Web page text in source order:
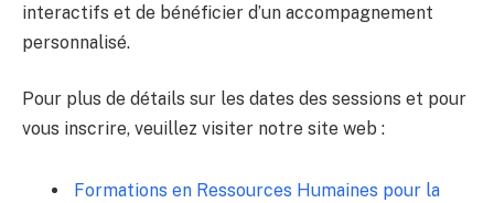
interactifs et de bénéficier d’un accompagnement
personnalisé.
Pour plus de détails sur les dates des sessions et pour
vous inscrire, veuillez visiter notre site web :
Formations en Ressources Humaines pour la